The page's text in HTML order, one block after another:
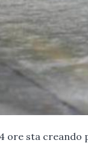
ore sta